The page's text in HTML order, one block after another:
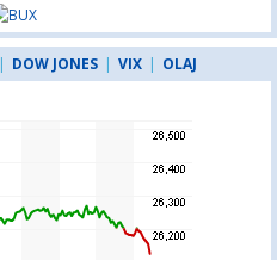
| DOW JONES | VIX | OLAJ